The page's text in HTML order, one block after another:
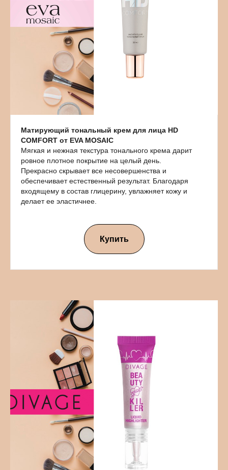
Матирующий тональный крем для лица HD
COMFORT от EVA MOSAIC
Мягкая и нежная текстура тонального крема дарит
ровное плотное покрытие на целый день.
Прекрасно скрывает все несовершенства и
обеспечивает естественный результат. Благодаря
входящему в состав глицерину, увлажняет кожу и
делает ее эластичнее.
Купить